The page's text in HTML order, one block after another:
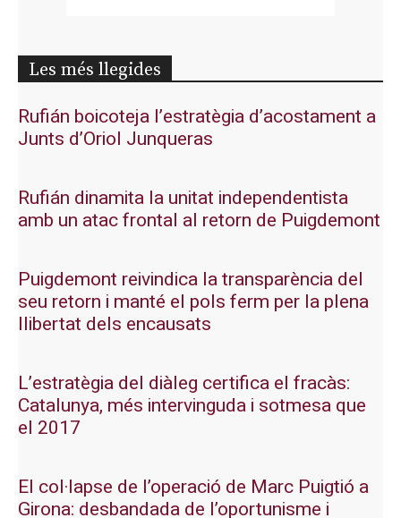
Les més llegides
Rufián boicoteja l’estratègia d’acostament a
Junts d’Oriol Junqueras
Rufián dinamita la unitat independentista
amb un atac frontal al retorn de Puigdemont
Puigdemont reivindica la transparència del
seu retorn i manté el pols ferm per la plena
llibertat dels encausats
L’estratègia del diàleg certifica el fracàs:
Catalunya, més intervinguda i sotmesa que
el 2017
El col·lapse de l’operació de Marc Puigtió a
Girona: desbandada de l’oportunisme i